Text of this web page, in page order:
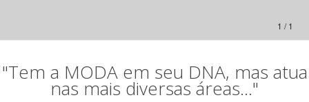
1 / 1
"Tem a MODA em seu DNA, mas atua
nas mais diversas áreas..."